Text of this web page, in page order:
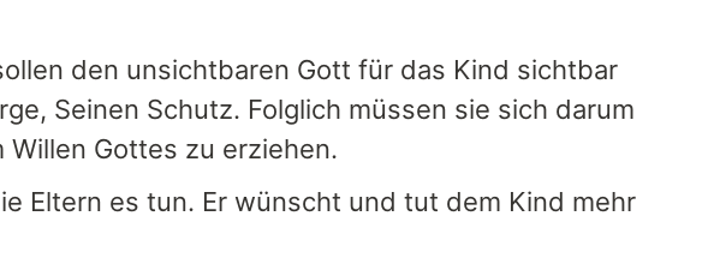
den unsichtbaren Gott für das Kind sichtbar
Seinen Schutz. Folglich müssen sie sich darum
Gottes zu erziehen.
Eltern es tun. Er wünscht und tut dem Kind mehr